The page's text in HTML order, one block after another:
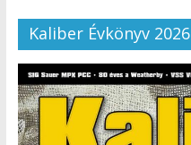
Kaliber Évkönyv 2026